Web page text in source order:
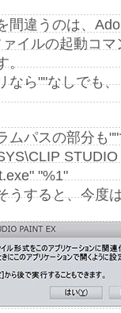
間違うのは、
イルの起動コ
。
なら""なしでも
ムパスの部分も
"%1"
うすると、今度